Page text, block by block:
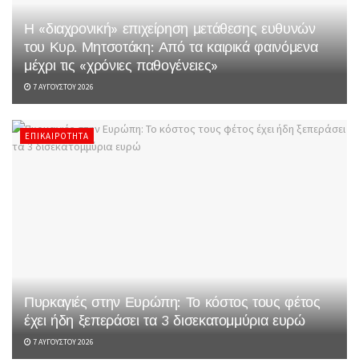
Η «διαχρονική» επιχείρηση μετάθεσης ευθυνών
του Κυρ. Μητσοτάκη: Από τα καιρικά φαινόμενα
μέχρι τις «χρόνιες παθογένειες»
7 ΑΥΓΟΎΣΤΟΥ 2026
ΕΠΙΚΑΙΡΌΤΗΤΑ
Πυρκαγιές στην Ευρώπη: Το κόστος τους φέτος
έχει ήδη ξεπεράσει τα 3 δισεκατομμύρια ευρώ
7 ΑΥΓΟΎΣΤΟΥ 2026